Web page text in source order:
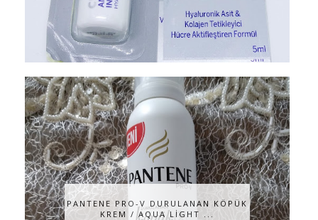
PANTENE PRO-V DURULANAN KÖPÜK
KREM / AQUA LİGHT ...